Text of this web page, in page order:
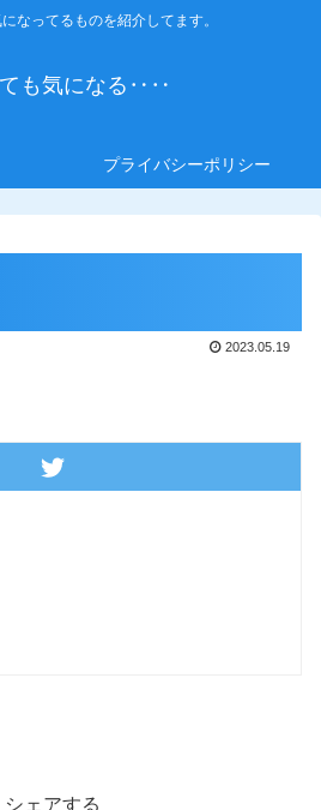
なってるものを紹介してます。
も気になる‥‥
プライバシーポリシー
2023.05.19
シェアする